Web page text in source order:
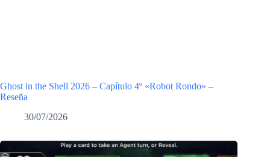
Ghost in the Shell 2026 – Capítulo 4º «Robot Rondo» –
Reseña
30/07/2026